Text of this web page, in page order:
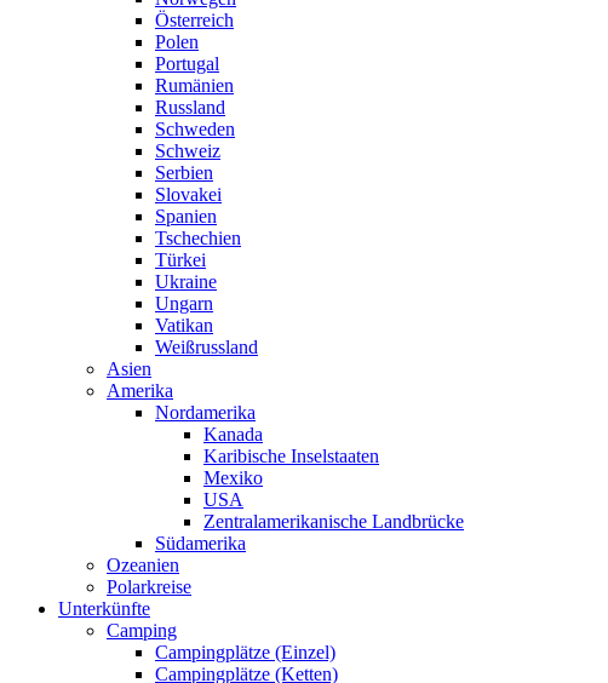
Österreich
Polen
Portugal
Rumänien
Russland
Schweden
Schweiz
Serbien
Slovakei
Spanien
Tschechien
Türkei
Ukraine
Ungarn
Vatikan
Weißrussland
Asien
Amerika
Nordamerika
Kanada
Karibische Inselstaaten
Mexiko
USA
Zentralamerikanische Landbrücke
Südamerika
Ozeanien
Polarkreise
Unterkünfte
Camping
Campingplätze (Einzel)
Campingplätze (Ketten)